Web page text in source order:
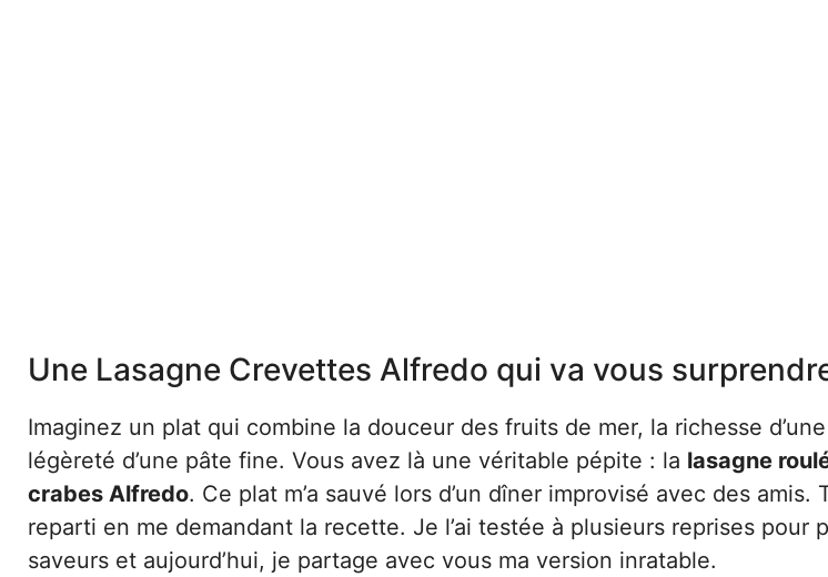
Une Lasagne Crevettes Alfredo qui va vous
Imaginez un plat qui combine la douceur des fruits de mer, la richesse
légèreté d’une pâte fine. Vous avez là une véritable pépite : la lasagne
crabes Alfredo. Ce plat m’a sauvé lors d’un dîner improvisé avec des amis.
reparti en me demandant la recette. Je l’ai testée à plusieurs reprises pour
saveurs et aujourd’hui, je partage avec vous ma version inratable.